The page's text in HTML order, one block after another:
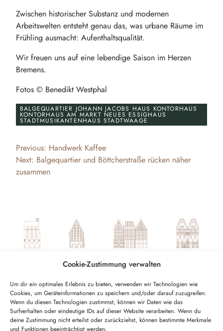
Cookie-Zustimmung verwalten
Um dir ein optimales Erlebnis zu bieten, verwenden wir Technologien wie
Cookies, um Geräteinformationen zu speichern und/oder darauf zuzugreifen.
Wenn du diesen Technologien zustimmst, können wir Daten wie das
Surfverhalten oder eindeutige IDs auf dieser Website verarbeiten. Wenn du
deine Zustimmung nicht erteilst oder zurückziehst, können bestimmte Merkmale
und Funktionen beeinträchtigt werden.
Zwischen historischer Substanz und modernen
Arbeitswelten entsteht genau das, was urbane Räume im
Frühling ausmacht: Aufenthaltsqualität.
Wir freuen uns auf eine lebendige Saison im Herzen
Bremens.
Fotos © Benedikt Westphal
BALGEQUARTIER JOHANN JACOBS HAUS KONTORHAUS
KONTORHAUS AM MARKT NEUES ESSIGHAUS
STADTMUSIKANTENHAUS STADTWAAGE
Beitragsnavigation
Previous: Handwerk Kaffee
Next: Balgequartier und Böttcherstraße rücken näher
zusammen
DATENSCHUTZ IMPRESSUM COOKIES